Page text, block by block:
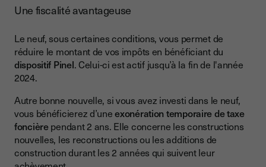
Une fiscalité avantageuse
Le neuf, sous certaines conditions, vous permet de
réduire le montant de vos impôts en bénéficiant du
dispositif Pinel. Celui-ci est actif jusqu’à la fin de l'année
2024.
Autre bonne nouvelle, si vous avez investi dans le neuf,
vous bénéficierez d’uneexonération temporaire de taxe
foncièrependant 2 ans. Elle concerne les constructions
nouvelles, les reconstructions ou les additions de
construction durant les 2 années qui suivent leur